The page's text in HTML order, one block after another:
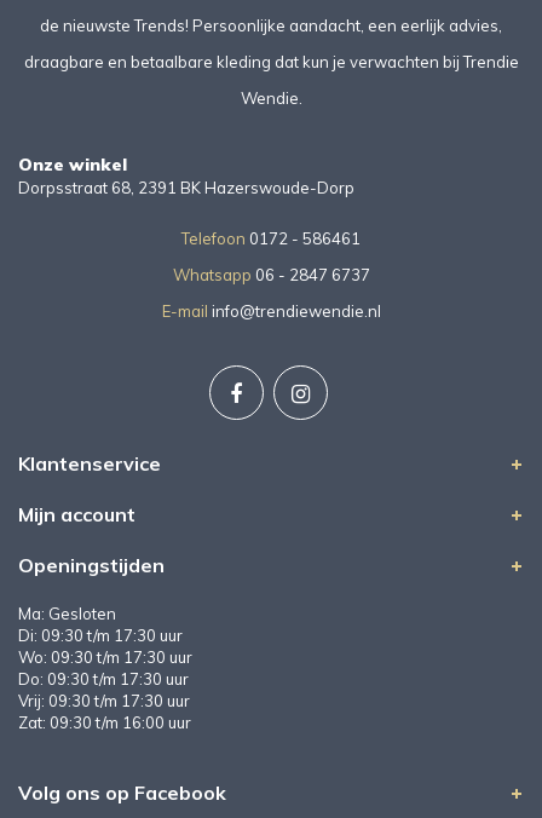
de nieuwste Trends! Persoonlijke aandacht, een eerlijk advies,
draagbare en betaalbare kleding dat kun je verwachten bij Trendie
Wendie.
Onze winkel
Dorpsstraat 68, 2391 BK Hazerswoude-Dorp
Telefoon 0172 - 586461
Whatsapp 06 - 2847 6737
E-mail info@trendiewendie.nl
Klantenservice
Mijn account
Openingstijden
Ma: Gesloten
Di: 09:30 t/m 17:30 uur
Wo: 09:30 t/m 17:30 uur
Do: 09:30 t/m 17:30 uur
Vrij: 09:30 t/m 17:30 uur
Zat: 09:30 t/m 16:00 uur
Volg ons op Facebook